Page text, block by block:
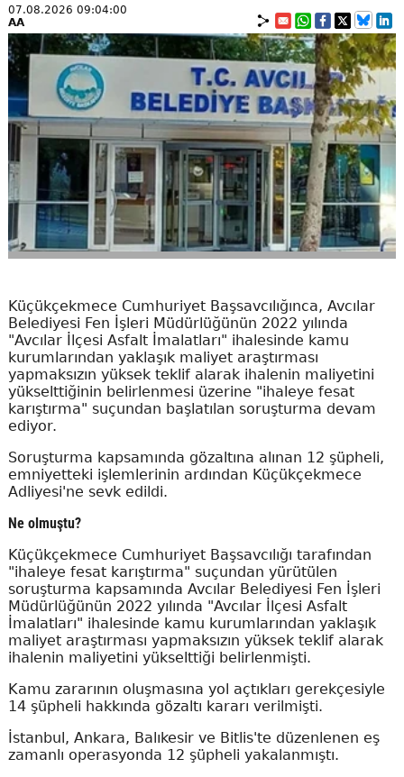
07.08.2026 09:04:00
AA
Küçükçekmece Cumhuriyet Başsavcılığınca, Avcılar
Belediyesi Fen İşleri Müdürlüğünün 2022 yılında
"Avcılar İlçesi Asfalt İmalatları" ihalesinde kamu
kurumlarından yaklaşık maliyet araştırması
yapmaksızın yüksek teklif alarak ihalenin maliyetini
yükselttiğinin belirlenmesi üzerine "ihaleye fesat
karıştırma" suçundan başlatılan soruşturma devam
ediyor.
Soruşturma kapsamında gözaltına alınan 12 şüpheli,
emniyetteki işlemlerinin ardından Küçükçekmece
Adliyesi'ne sevk edildi.
Ne olmuştu?
Küçükçekmece Cumhuriyet Başsavcılığı tarafından
"ihaleye fesat karıştırma" suçundan yürütülen
soruşturma kapsamında Avcılar Belediyesi Fen İşleri
Müdürlüğünün 2022 yılında "Avcılar İlçesi Asfalt
İmalatları" ihalesinde kamu kurumlarından yaklaşık
maliyet araştırması yapmaksızın yüksek teklif alarak
ihalenin maliyetini yükselttiği belirlenmişti.
Kamu zararının oluşmasına yol açtıkları gerekçesiyle
14 şüpheli hakkında gözaltı kararı verilmişti.
İstanbul, Ankara, Balıkesir ve Bitlis'te düzenlenen eş
zamanlı operasyonda 12 şüpheli yakalanmıştı.